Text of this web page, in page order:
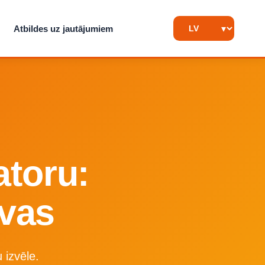
Atbildes uz jautājumiem
izvēle.